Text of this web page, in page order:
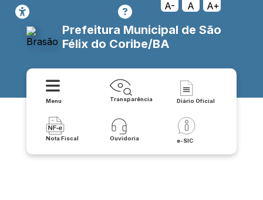
A- A A+
Prefeitura Municipal de São
Félix do Coribe/BA
Menu Transparência Diário Oficial
Nota Fiscal Ouvidoria e-SIC